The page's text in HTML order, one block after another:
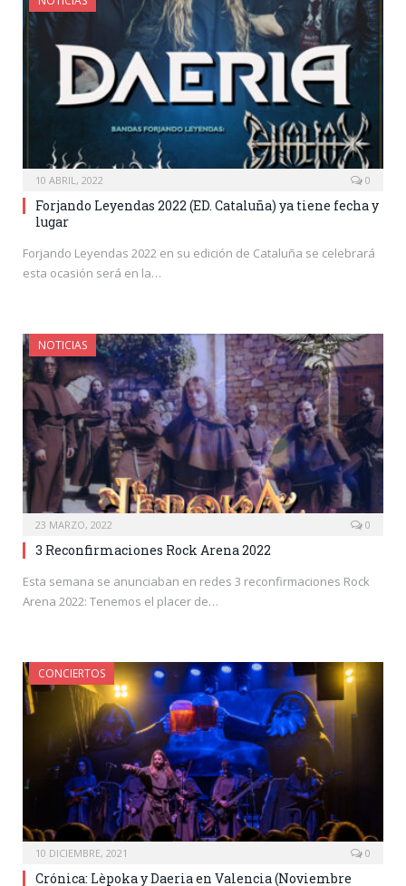
10 ABRIL, 2022 0
Forjando Leyendas 2022 (ED. Cataluña) ya tiene fecha y
lugar
Forjando Leyendas 2022 en su edición de Cataluña se celebrará
esta ocasión será en la…
NOTICIAS
23 MARZO, 2022 0
3 Reconfirmaciones Rock Arena 2022
Esta semana se anunciaban en redes 3 reconfirmaciones Rock
Arena 2022: Tenemos el placer de…
CONCIERTOS
10 DICIEMBRE, 2021 0
Crónica: Lèpoka y Daeria en Valencia (Noviembre